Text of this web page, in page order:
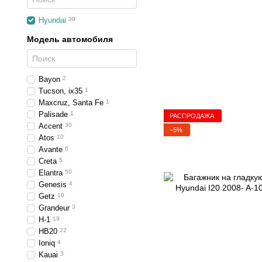
РАСПРОДАЖА
−5%
Hyundai 39
Модель автомобиля
Bayon 2
Tucson, ix35 1
Maxcruz, Santa Fe 1
Palisade 1
Accent 30
Atos 10
Avante 6
Creta 5
Elantra 50
Genesis 4
Getz 10
Grandeur 3
H-1 19
HB20 22
Ioniq 4
Kauai 3